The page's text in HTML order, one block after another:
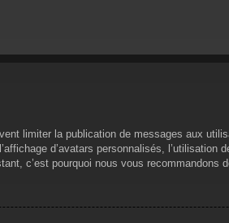
limiter la publication de messages aux
d’avatars personnalisés,
c’est pourquoi nous vous recommandons